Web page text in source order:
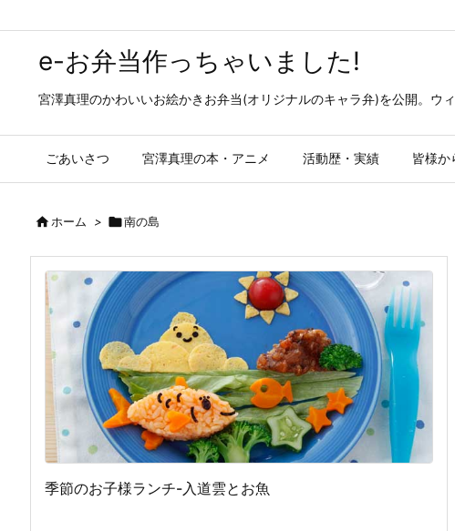
e-お弁当作っちゃいました!
宮澤真理のかわいいお絵かきお弁当(オリジナルのキャラ弁)を公開。ウ
ごあいさつ 宮澤真理の本・アニメ 活動歴・実績 皆様か
ホーム > 南の島
季節のお子様ランチ-入道雲とお魚